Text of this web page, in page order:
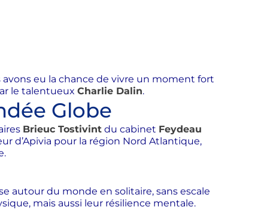
avons eu la chance de vivre un moment fort
le talentueux Charlie Dalin.
Globe
Brieuc Tostivint du cabinet Feydeau
d’Apivia pour la région Nord Atlantique,
autour du monde en solitaire, sans escale
mais aussi leur résilience mentale.